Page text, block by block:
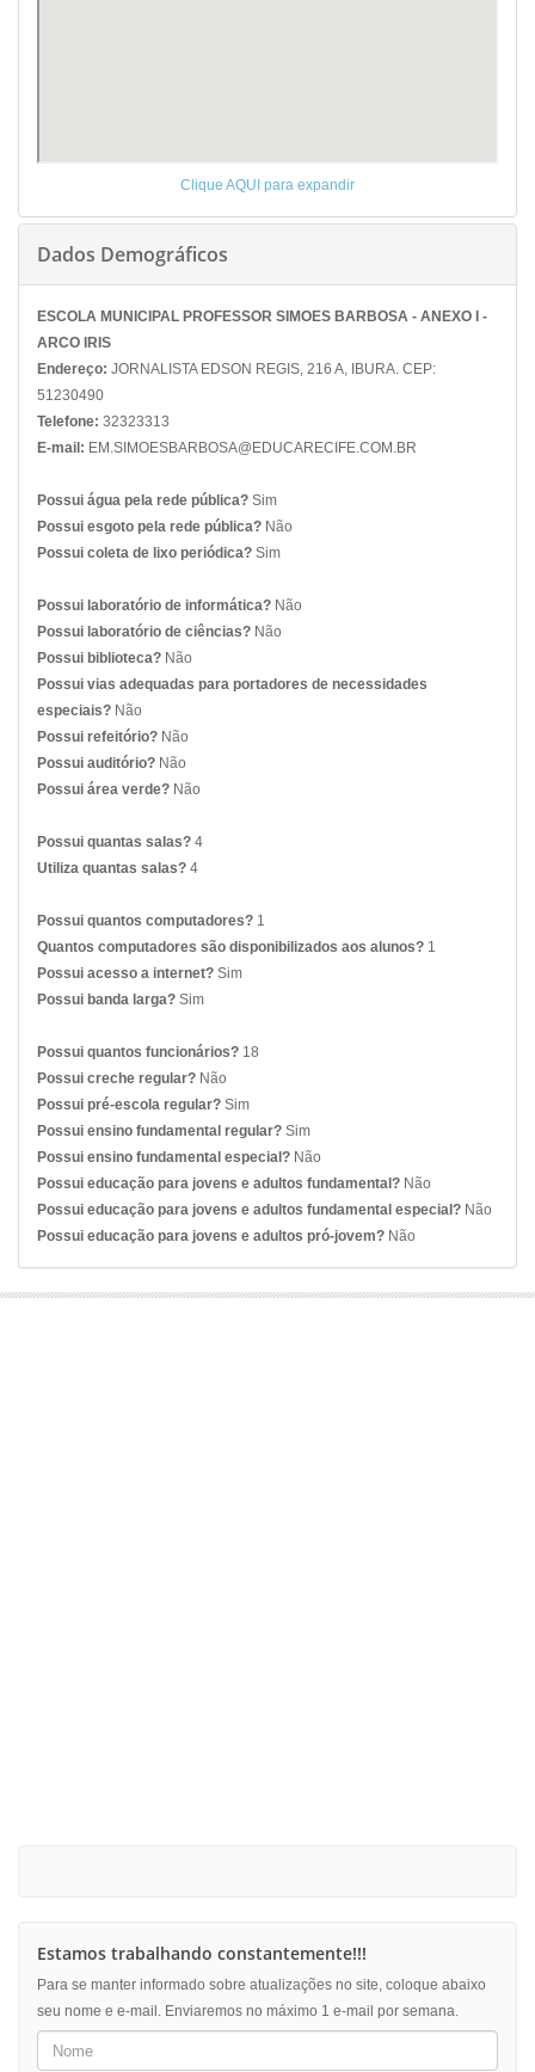
Clique AQUI para expandir
Dados Demográficos
ESCOLA MUNICIPAL PROFESSOR SIMOES BARBOSA - ANEXO I -
ARCO IRIS
Endereço: JORNALISTA EDSON REGIS, 216 A, IBURA. CEP:
51230490
Telefone: 32323313
E-mail: EM.SIMOESBARBOSA@EDUCARECIFE.COM.BR
Possui água pela rede pública? Sim
Possui esgoto pela rede pública? Não
Possui coleta de lixo periódica? Sim
Possui laboratório de informática? Não
Possui laboratório de ciências? Não
Possui biblioteca? Não
Possui vias adequadas para portadores de necessidades
especiais? Não
Possui refeitório? Não
Possui auditório? Não
Possui área verde? Não
Possui quantas salas? 4
Utiliza quantas salas? 4
Possui quantos computadores? 1
Quantos computadores são disponibilizados aos alunos? 1
Possui acesso a internet? Sim
Possui banda larga? Sim
Possui quantos funcionários? 18
Possui creche regular? Não
Possui pré-escola regular? Sim
Possui ensino fundamental regular? Sim
Possui ensino fundamental especial? Não
Possui educação para jovens e adultos fundamental? Não
Possui educação para jovens e adultos fundamental especial? Não
Possui educação para jovens e adultos pró-jovem? Não
Estamos trabalhando constantemente!!!
Para se manter informado sobre atualizações no site, coloque abaixo
seu nome e e-mail. Enviaremos no máximo 1 e-mail por semana.